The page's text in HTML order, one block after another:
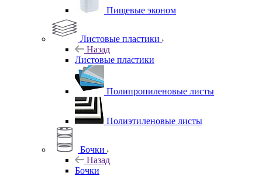
Пищевые эконом
Листовые пластики
Назад
Листовые пластики
Полипропиленовые листы
Полиэтиленовые листы
Бочки
Назад
Бочки